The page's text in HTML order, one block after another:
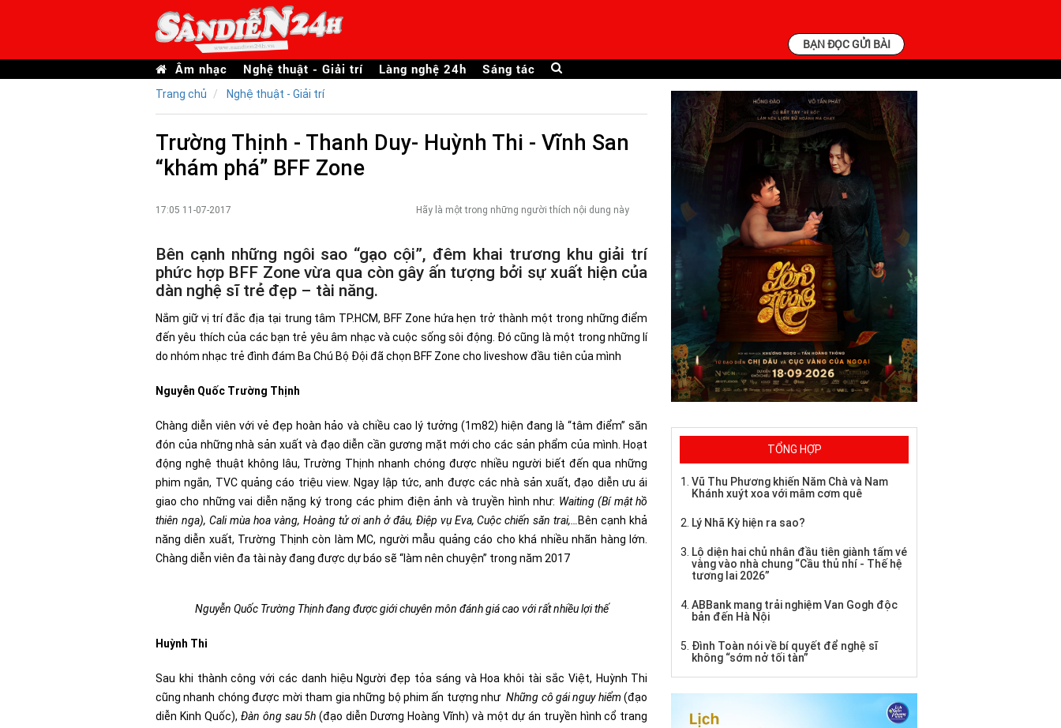
BẠN ĐỌC GỬI BÀI
Âm nhạc Nghệ thuật - Giải trí Làng nghệ 24h Sáng tác
Trang chủ Nghệ thuật - Giải trí
Trường Thịnh - Thanh Duy- Huỳnh Thi - Vĩnh San
“khám phá” BFF Zone
17:05 11-07-2017 Hãy là một trong những người thích nội dung này
Bên cạnh những ngôi sao “gạo cội”, đêm khai trương khu giải trí
phức hợp BFF Zone vừa qua còn gây ấn tượng bởi sự xuất hiện của
dàn nghệ sĩ trẻ đẹp – tài năng.
Nắm giữ vị trí đắc địa tại trung tâm TP.HCM, BFF Zone hứa hẹn trở thành một trong những điểm
đến yêu thích của các bạn trẻ yêu âm nhạc và cuộc sống sôi động. Đó cũng là một trong những lí
do nhóm nhạc trẻ đình đám Ba Chú Bộ Đội đã chọn BFF Zone cho liveshow đầu tiên của mình
Nguyễn Quốc Trường Thịnh
Chàng diễn viên với vẻ đẹp hoàn hảo và chiều cao lý tưởng (1m82) hiện đang là “tâm điểm” săn
đón của những nhà sản xuất và đạo diễn cần gương mặt mới cho các sản phẩm của mình. Hoạt
động nghệ thuật không lâu, Trường Thịnh nhanh chóng được nhiều người biết đến qua những
phim ngắn, TVC quảng cáo triệu view. Ngay lập tức, anh được các nhà sản xuất, đạo diễn ưu ái
giao cho những vai diễn nặng ký trong các phim điện ảnh và truyền hình như: Waiting (Bí mật hồ
thiên nga), Cali mùa hoa vàng, Hoàng tử ơi anh ở đâu, Điệp vụ Eva, Cuộc chiến săn trai,… Bên cạnh khả
năng diễn xuất, Trường Thịnh còn làm MC, người mẫu quảng cáo cho khá nhiều nhãn hàng lớn.
Chàng diễn viên đa tài này đang được dự báo sẽ “làm nên chuyện” trong năm 2017
Nguyễn Quốc Trường Thịnh đang được giới chuyên môn đánh giá cao với rất nhiều lợi thế
Huỳnh Thi
Sau khi thành công với các danh hiệu Người đẹp tỏa sáng và Hoa khôi tài sắc Việt, Huỳnh Thi
cũng nhanh chóng được mời tham gia những bộ phim ấn tượng nhưNhững cô gái nguy hiểm (đạo
diễn Kinh Quốc), Đàn ông sau 5h (đạo diễn Dương Hoàng Vĩnh) và một dự án truyền hình cổ trang
TỔNG HỢP
Vũ Thu Phương khiến Năm Chà và Nam
Khánh xuýt xoa với mâm cơm quê
Lý Nhã Kỳ hiện ra sao?
Lộ diện hai chủ nhân đầu tiên giành tấm vé
vàng vào nhà chung “Cầu thủ nhí - Thế hệ
tương lai 2026”
ABBank mang trải nghiệm Van Gogh độc
bản đến Hà Nội
Đình Toàn nói về bí quyết để nghệ sĩ
không “sớm nở tối tàn”